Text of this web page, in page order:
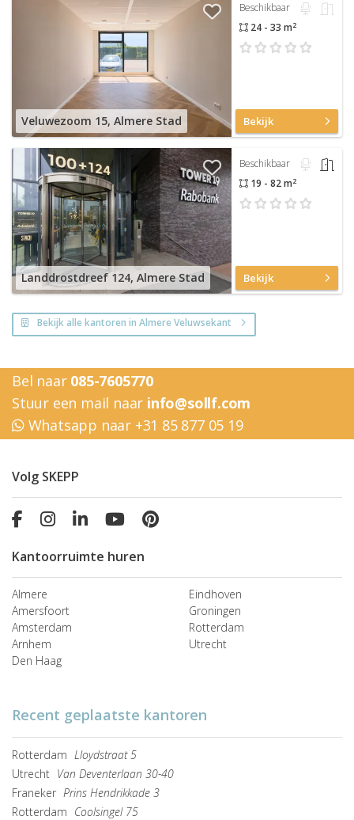
Veluwezoom 15, Almere Stad
Beschikbaar
24 - 33 m2
Bekijk
Landdrostdreef 124, Almere Stad
Beschikbaar
19 - 82 m2
Bekijk
Bekijk alle kantoren in Almere Veluwsekant
Bel naar 085-7605770
Stuur een mail naar info@sollf.com
Whatsapp naar +31 85 877 05 19
Volg SKEPP
Kantoorruimte huren
Almere
Amersfoort
Amsterdam
Arnhem
Den Haag
Eindhoven
Groningen
Rotterdam
Utrecht
Recent geplaatste kantoren
Rotterdam Lloydstraat 5
Utrecht Van Deventerlaan 30-40
Franeker Prins Hendrikkade 3
Rotterdam Coolsingel 75